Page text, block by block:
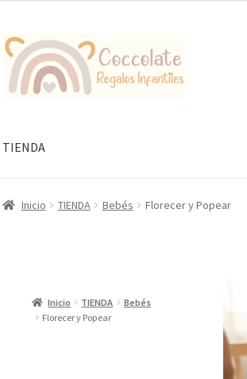
Ir
la
Ir
al
contenido
TIENDA
Inicio TIENDA Bebés Florecer y Popear
Inicio TIENDA
Bebés
Florecer y Popear